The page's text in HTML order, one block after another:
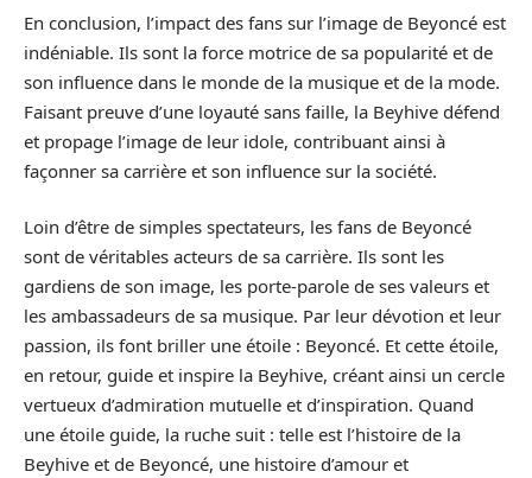
En conclusion, l’impact des fans sur l’image de Beyoncé est
indéniable. Ils sont la force motrice de sa popularité et de
son influence dans le monde de la musique et de la mode.
Faisant preuve d’une loyauté sans faille, la Beyhive défend
et propage l’image de leur idole, contribuant ainsi à
façonner sa carrière et son influence sur la société.
Loin d’être de simples spectateurs, les fans de Beyoncé
sont de véritables acteurs de sa carrière. Ils sont les
gardiens de son image, les porte-parole de ses valeurs et
les ambassadeurs de sa musique. Par leur dévotion et leur
passion, ils font briller une étoile : Beyoncé. Et cette étoile,
en retour, guide et inspire la Beyhive, créant ainsi un cercle
vertueux d’admiration mutuelle et d’inspiration. Quand
une étoile guide, la ruche suit : telle est l’histoire de la
Beyhive et de Beyoncé, une histoire d’amour et